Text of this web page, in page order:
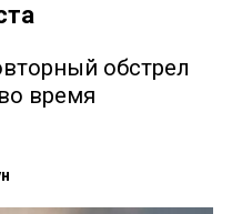
обстрел
время